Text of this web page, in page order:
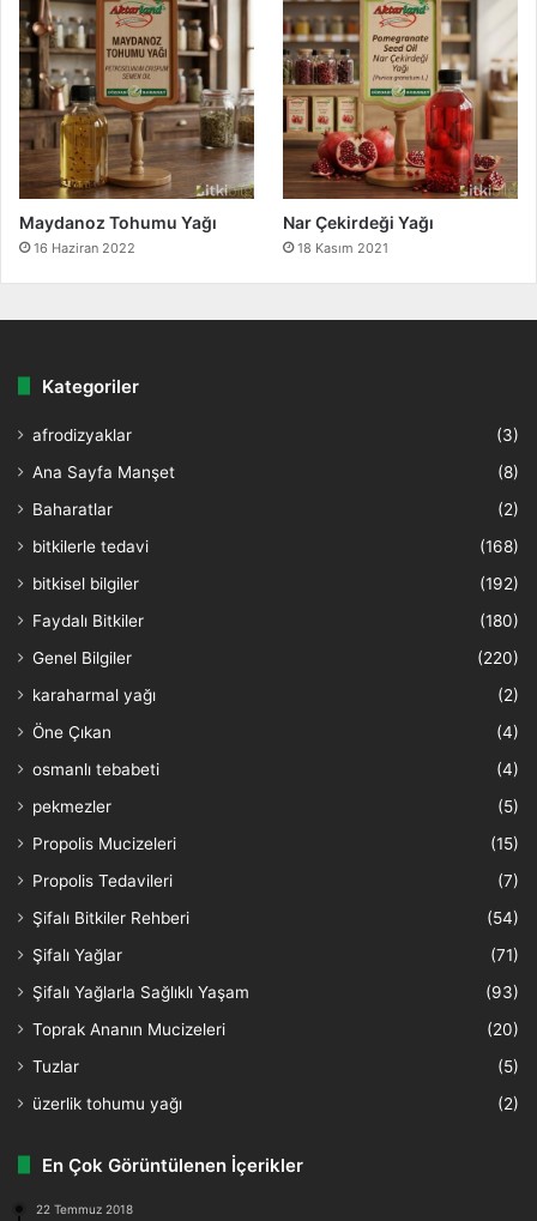
Maydanoz Tohumu Yağı
16 Haziran 2022
Nar Çekirdeği Yağı
18 Kasım 2021
Kategoriler
afrodizyaklar
(3)
Ana Sayfa Manşet
(8)
Baharatlar
(2)
bitkilerle tedavi
(168)
bitkisel bilgiler
(192)
Faydalı Bitkiler
(180)
Genel Bilgiler
(220)
karaharmal yağı
(2)
Öne Çıkan
(4)
osmanlı tebabeti
(4)
pekmezler
(5)
Propolis Mucizeleri
(15)
Propolis Tedavileri
(7)
Şifalı Bitkiler Rehberi
(54)
Şifalı Yağlar
(71)
Şifalı Yağlarla Sağlıklı Yaşam
(93)
Toprak Ananın Mucizeleri
(20)
Tuzlar
(5)
üzerlik tohumu yağı
(2)
En Çok Görüntülenen İçerikler
22 Temmuz 2018